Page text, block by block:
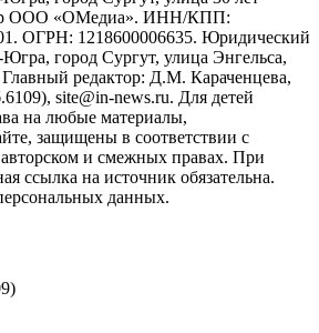
ООО «ОМедиа». ИНН/КПП:
ОГРН: 1218600006635. Юридический
город Сургут, улица Энгельса,
редактор: Д.М. Караченцева,
site@in-news.ru. Для детей
на любые материалы,
защищены в соответствии с
авторском и смежных правах. При
ссылка на источник обязательна.
данных.